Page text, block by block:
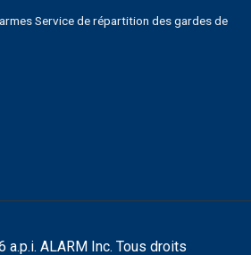
Service de répartition des gardes de